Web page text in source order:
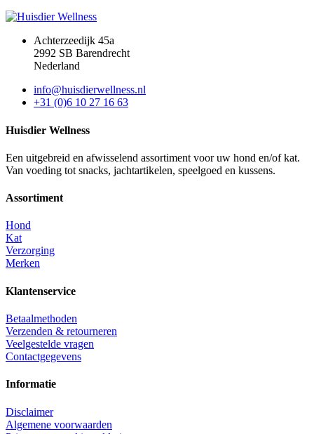
Achterzeedijk 45a
2992 SB Barendrecht
Nederland
info@huisdierwellness.nl
+31 (0)6 10 27 16 63
Huisdier Wellness
Een uitgebreid en afwisselend assortiment voor uw hond en/of kat.
Van voeding tot snacks, jachtartikelen, speelgoed en kussens.
Assortiment
Hond
Kat
Verzorging
Merken
Klantenservice
Betaalmethoden
Verzenden & retourneren
Veelgestelde vragen
Contactgegevens
Informatie
Disclaimer
Algemene voorwaarden